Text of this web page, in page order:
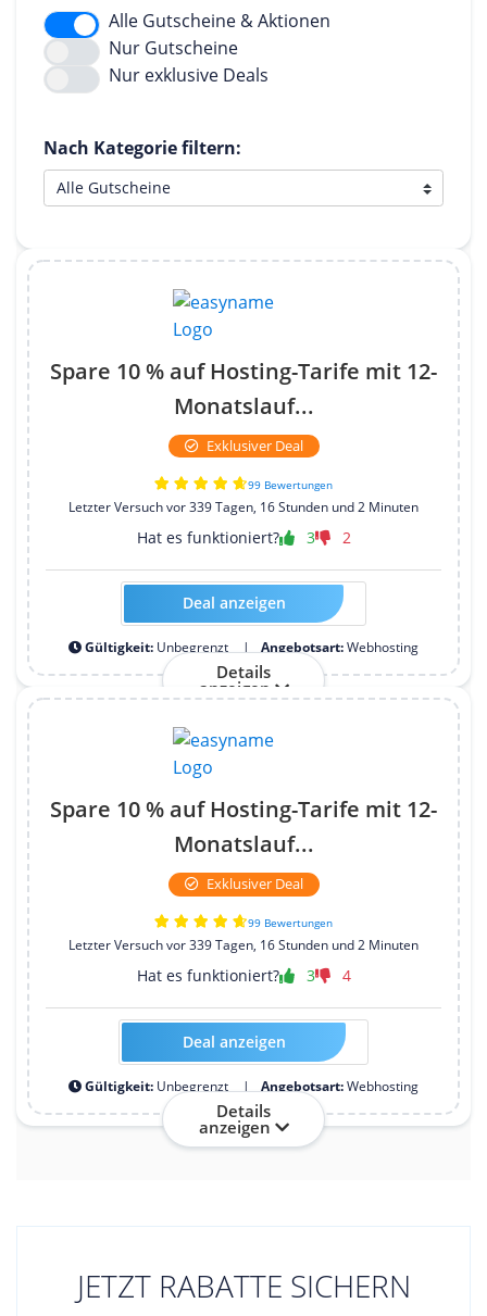
Alle Gutscheine & Aktionen
Nur Gutscheine
Nur exklusive Deals
Nach Kategorie filtern:
Spare 10 % auf Hosting-Tarife mit 12-
Monatslauf...
Exklusiver Deal
99 Bewertungen
Letzter Versuch vor 339 Tagen, 16 Stunden und 2 Minuten
Hat es funktioniert? 3 2
HOSTTEST10-2026-12M-Y
Deal anzeigen
Gültigkeit: Unbegrenzt Angebotsart:Webhosting
Details
anzeigen
Spare 10 % auf Hosting-Tarife mit 12-
Monatslauf...
Exklusiver Deal
99 Bewertungen
Letzter Versuch vor 339 Tagen, 16 Stunden und 2 Minuten
Hat es funktioniert? 3 4
HOSTTEST10-2026-12M-M
Deal anzeigen
Gültigkeit: Unbegrenzt Angebotsart:Webhosting
Details
anzeigen
JETZT RABATTE SICHERN